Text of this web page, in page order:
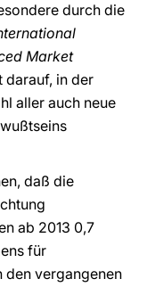
durch die
Market
darauf, in der
aller auch neue
daß die
ab 2013 0,7
für
den vergangenen